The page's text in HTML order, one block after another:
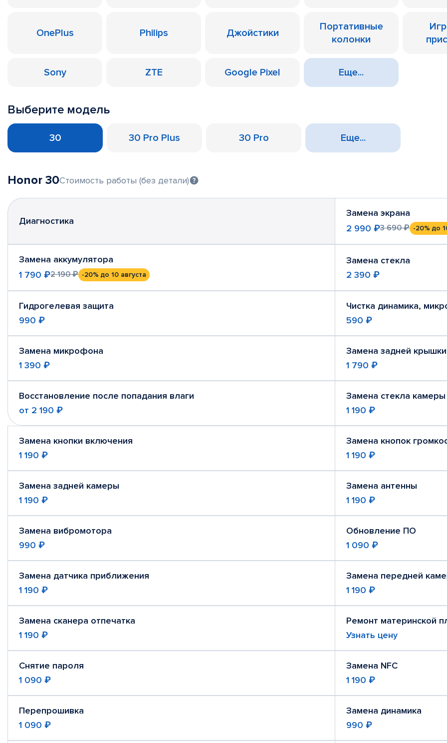
OnePlus Philips Джойстики
Портативные
колонки
Sony ZTE Google Pixel Еще...
Выберите модель
30 30 Pro Plus 30 Pro Еще...
Honor 30Стоимость работы (без детали)
Диагностика
Замена экрана
2 990 ₽3 690 ₽ -20% до
Замена аккумулятора
1 790 ₽2 190 ₽ -20% до 10 августа
Замена стекла
2 390 ₽
Гидрогелевая защита
990 ₽
Чистка динамика,
590 ₽
Замена микрофона
1 390 ₽
Замена задней крышки
1 790 ₽
Восстановление после попадания влаги
от 2 190 ₽
Замена стекла камеры
1 190 ₽
Замена кнопки включения
1 190 ₽
Замена кнопок
1 190 ₽
Замена задней камеры
1 190 ₽
Замена антенны
1 190 ₽
Замена вибромотора
990 ₽
Обновление ПО
1 090 ₽
Замена датчика приближения
1 190 ₽
Замена передней
1 190 ₽
Замена сканера отпечатка
1 190 ₽
Ремонт материнской
Узнать цену
Снятие пароля
1 090 ₽
Замена NFC
1 190 ₽
Перепрошивка
1 090 ₽
Замена динамика
990 ₽